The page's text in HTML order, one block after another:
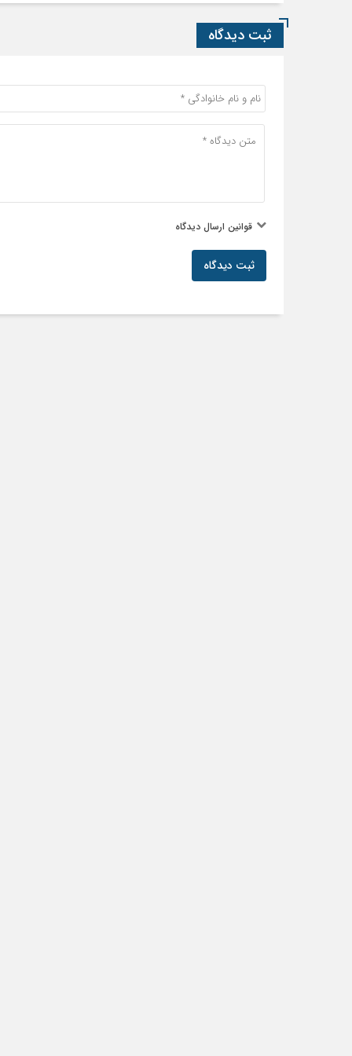
ثبت دیدگاه
قوانین ارسال دیدگاه
ثبت دیدگاه